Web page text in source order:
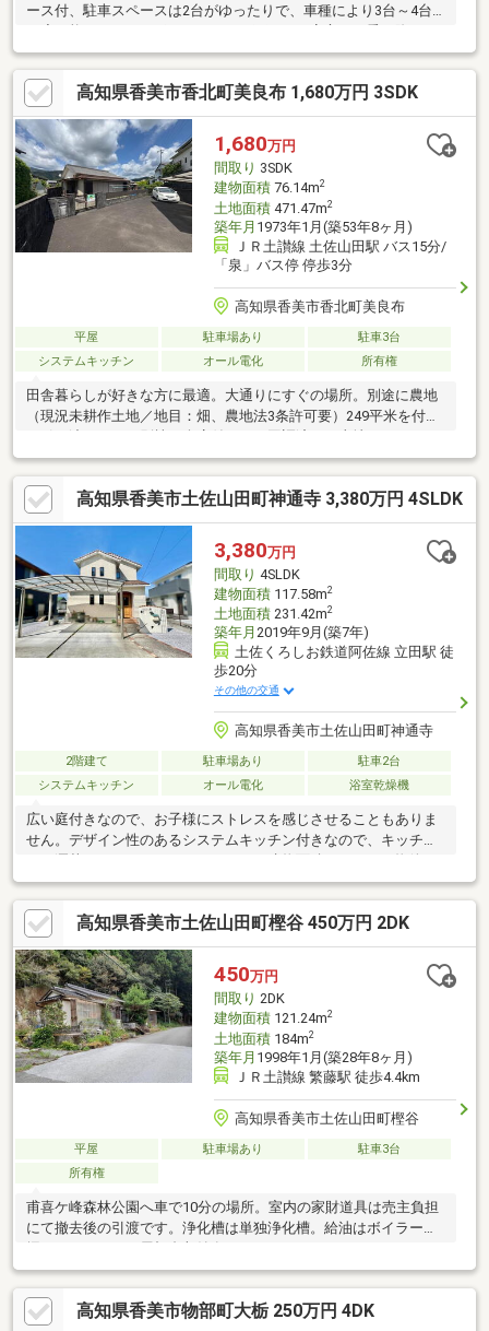
ース付、駐車スペースは2台がゆったりで、車種により3台～4台
程度可能です。カーポートがついて雨の日も安心して乗り降りで
きます。前面道路は6mあり、出入りも楽々です
高知県香美市香北町美良布 1,680万円 3SDK
1,680万円
間取り 3SDK
建物面積76.14m2
土地面積471.47m2
築年月 1973年1月(築53年8ヶ月)
ＪＲ土讃線 土佐山田駅 バス15分/
「泉」バス停 停歩3分
高知県香美市香北町美良布
平屋 駐車場あり
駐車3台
システムキッチン
オール電化 所有権
田舎暮らしが好きな方に最適。大通りにすぐの場所。別途に農地
（現況未耕作土地／地目：畑、農地法3条許可要）249平米を付け
高知県香美市土佐山田町神通寺 3,380万円 4SLDK
3,380万円
間取り 4SLDK
建物面積117.58m2
土地面積231.42m2
築年月 2019年9月(築7年)
土佐くろしお鉄道阿佐線 立田駅 徒
歩20分
その他の交通
高知県香美市土佐山田町神通寺
2階建て 駐車場あり
駐車2台
システムキッチン
オール電化 浴室乾燥機
広い庭付きなので、お子様にストレスを感じさせることもありま
せん。デザイン性のあるシステムキッチン付きなので、キッチン
いかがですか。IH調理器付き物件です。浴室乾燥機のあるお風呂
場は洗濯物を干すときにも便利です。綺麗な室内の中古戸建て物
件で素敵な日々をおくりませんか。利便性の良い4SLDKの物件情
報はこちらです。
高知県香美市土佐山田町樫谷 450万円 2DK
450万円
間取り 2DK
建物面積121.24m2
土地面積184m2
築年月 1998年1月(築28年8ヶ月)
ＪＲ土讃線 繁藤駅 徒歩4.4km
高知県香美市土佐山田町樫谷
平屋 駐車場あり
駐車3台
所有権
甫喜ケ峰森林公園へ車で10分の場所。室内の家財道具は売主負担
にて撤去後の引渡です。浄化槽は単独浄化槽。給油はボイラー。
高知県香美市物部町大栃 250万円 4DK